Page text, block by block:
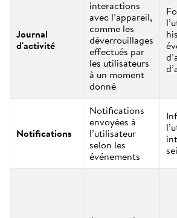
Journal
d'activité
interactions
avec l’appareil,
comme les
déverrouillages
effectués par
les utilisateurs
à un moment
donné
Notifications
Notifications
envoyées à
l’utilisateur
selon les
événements